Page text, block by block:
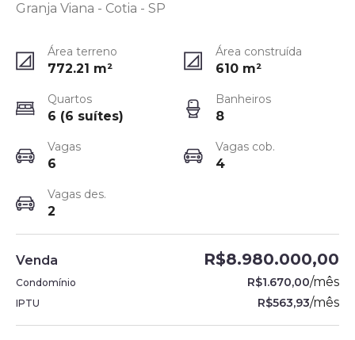
Granja Viana - Cotia - SP
Área terreno
772.21 m²
Área construída
610 m²
Quartos
6 (6 suítes)
Banheiros
8
Vagas
6
Vagas cob.
4
Vagas des.
2
Venda R$8.980.000,00
Condomínio R$1.670,00/mês
IPTU R$563,93/mês